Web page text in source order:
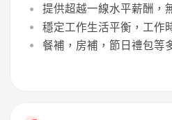
提供超越一線水平薪酬，
穩定工作生活平衡，工作
餐補，房補，節日禮包等